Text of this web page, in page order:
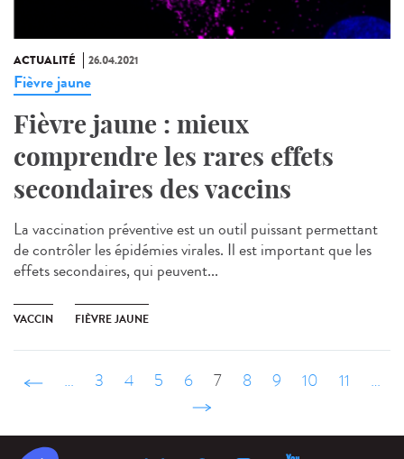
ACTUALITÉ 26.04.2021
Fièvre jaune
Fièvre jaune : mieux
comprendre les rares effets
secondaires des vaccins
La vaccination préventive est un outil puissant permettant
de contrôler les épidémies virales. Il est important que les
effets secondaires, qui peuvent...
VACCIN FIÈVRE JAUNE
‹ précédent
… 3 4 5 6 7 8 9 10 11
…
suivant ›